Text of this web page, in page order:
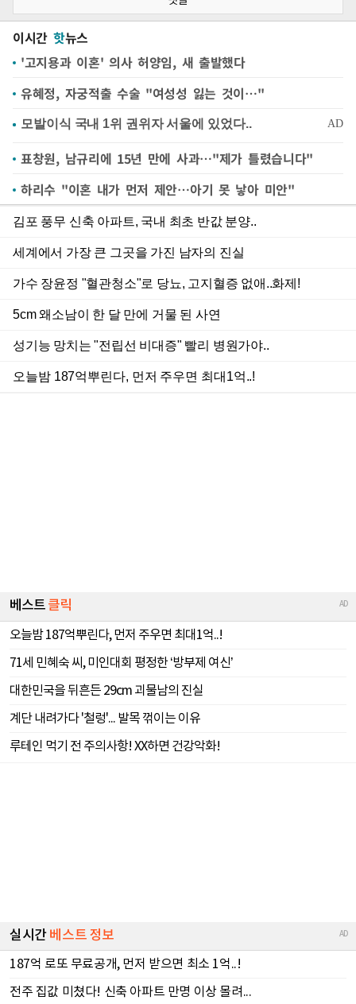
이시간 핫뉴스
'고지용과 이혼' 의사 허양임, 새 출발했다
유혜정, 자궁적출 수술 "여성성 잃는 것이…"
표창원, 남규리에 15년 만에 사과…"제가 틀렸습니다"
하리수 "이혼 내가 먼저 제안…아기 못 낳아 미안"